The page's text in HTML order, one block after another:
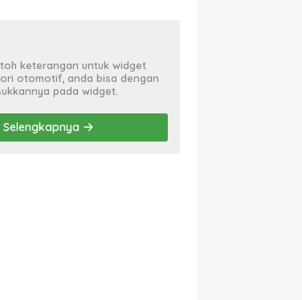
keterangan untuk widget
otomotif, anda bisa dengan
pada widget.
Selengkapnya